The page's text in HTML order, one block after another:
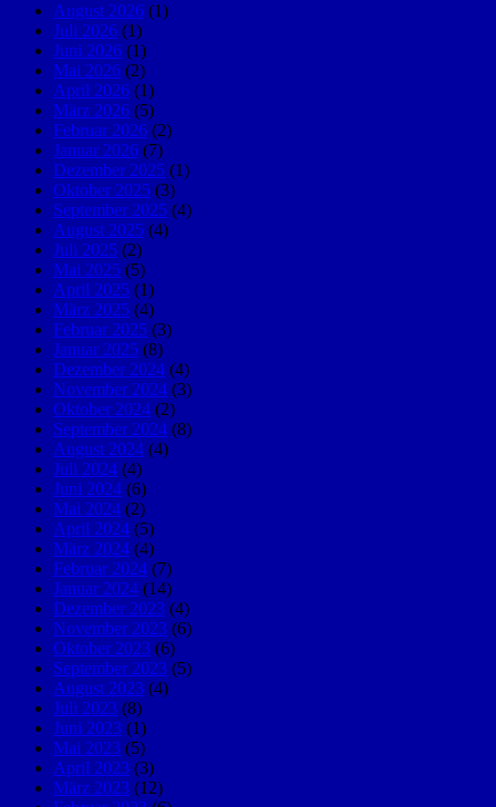
August 2026 (1)
Juli 2026 (1)
Juni 2026 (1)
Mai 2026 (2)
April 2026 (1)
März 2026 (5)
Februar 2026 (2)
Januar 2026 (7)
Dezember 2025 (1)
Oktober 2025 (3)
September 2025 (4)
August 2025 (4)
Juli 2025 (2)
Mai 2025 (5)
April 2025 (1)
März 2025 (4)
Februar 2025 (3)
Januar 2025 (8)
Dezember 2024 (4)
November 2024 (3)
Oktober 2024 (2)
September 2024 (8)
August 2024 (4)
Juli 2024 (4)
Juni 2024 (6)
Mai 2024 (2)
April 2024 (5)
März 2024 (4)
Februar 2024 (7)
Januar 2024 (14)
Dezember 2023 (4)
November 2023 (6)
Oktober 2023 (6)
September 2023 (5)
August 2023 (4)
Juli 2023 (8)
Juni 2023 (1)
Mai 2023 (5)
April 2023 (3)
März 2023 (12)